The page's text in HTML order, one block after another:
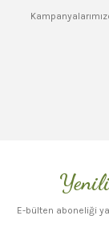
Ürün
Ürün bilgilerinde
Ürün fiyatı diğer
E-bülten aboneliği